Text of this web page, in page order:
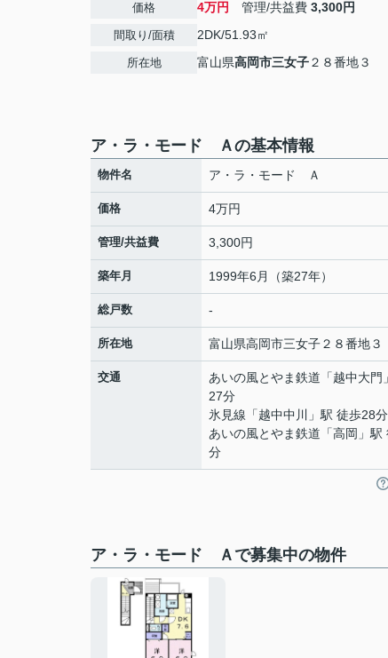
価格 4万円 管理/共益費 3,300円
間取り/面積 2DK/51.93㎡
所在地 富山県高岡市三女子２８番地３
ア・ラ・モード Ａの基本情報
物件名 ア・ラ・モード Ａ
価格 4万円
管理/共益費 3,300円
築年月 1999年6月（築27年）
総戸数 -
所在地 富山県高岡市三女子２８番地３
交通 あいの風とやま鉄道 「越中大門
27分
氷見線 「越中中川
」駅 徒歩28分
あいの風とやま鉄道 「高岡 」駅
分
ア・ラ・モード Ａで募集中の物件